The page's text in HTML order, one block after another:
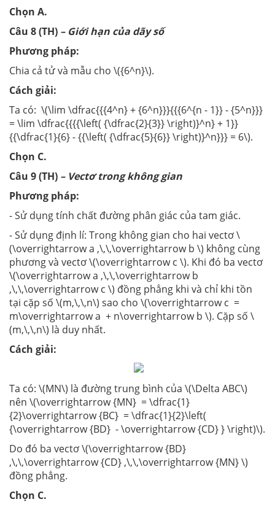
Chọn A.
Câu 8 (TH) – Giới hạn của dãy số
Phương pháp:
Chia cả tử và mẫu cho \({6^n}\).
Cách giải:
Ta có: \(\lim \dfrac{{{4^n} + {6^n}}}{{{6^{n - 1}} - {5^n}}}
= \lim \dfrac{{{{\left( {\dfrac{2}{3}} \right)}^n} + 1}}
{{\dfrac{1}{6} - {{\left( {\dfrac{5}{6}} \right)}^n}}} = 6\).
Chọn C.
Câu 9 (TH) – Vectơ trong không gian
Phương pháp:
- Sử dụng tính chất đường phân giác của tam giác.
- Sử dụng định lí: Trong không gian cho hai vectơ \
(\overrightarrow a ,\,\,\overrightarrow b \) không cùng
phương và vectơ \(\overrightarrow c \). Khi đó ba vectơ
\(\overrightarrow a ,\,\,\overrightarrow b
,\,\,\overrightarrow c \) đồng phẳng khi và chỉ khi tồn
tại cặp số \(m,\,\,n\) sao cho \(\overrightarrow c =
m\overrightarrow a + n\overrightarrow b \). Cặp số \
(m,\,\,n\) là duy nhất.
Cách giải:
Ta có: \(MN\) là đường trung bình của \(\Delta ABC\)
nên \(\overrightarrow {MN} = \dfrac{1}
{2}\overrightarrow {BC} = \dfrac{1}{2}\left(
{\overrightarrow {BD} - \overrightarrow {CD} } \right)\).
Do đó ba vectơ \(\overrightarrow {BD}
,\,\,\overrightarrow {CD} ,\,\,\overrightarrow {MN} \)
đồng phẳng.
Chọn C.